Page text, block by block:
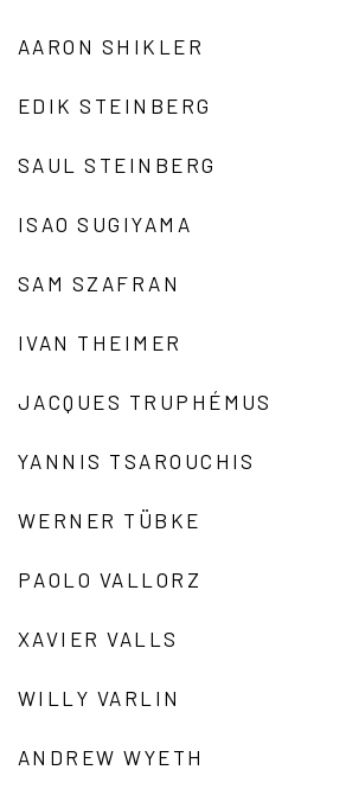
AARON SHIKLER
EDIK STEINBERG
SAUL STEINBERG
ISAO SUGIYAMA
SAM SZAFRAN
IVAN THEIMER
JACQUES TRUPHÉMUS
YANNIS TSAROUCHIS
WERNER TÜBKE
PAOLO VALLORZ
XAVIER VALLS
WILLY VARLIN
ANDREW WYETH